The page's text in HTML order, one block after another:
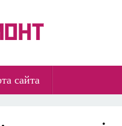
сайта